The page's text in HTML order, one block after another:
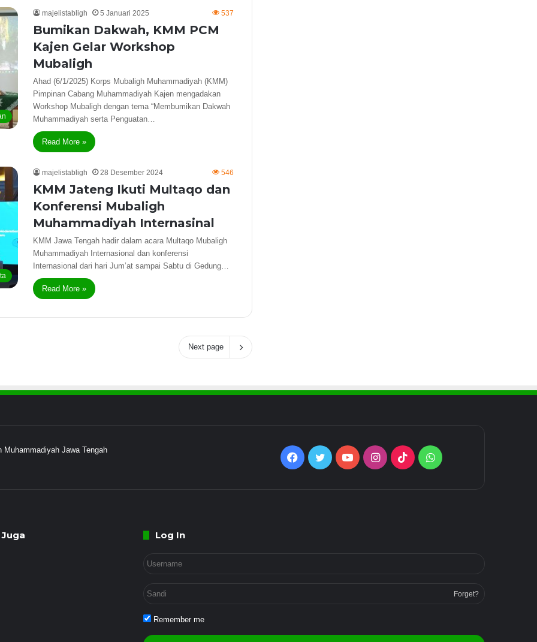
majelistabligh 5 Januari 2025 537
Bumikan Dakwah, KMM PCM
Kajen Gelar Workshop
Mubaligh
Ahad (6/1/2025) Korps Mubaligh Muhammadiyah (KMM)
Pimpinan Cabang Muhammadiyah Kajen mengadakan
Workshop Mubaligh dengan tema “Membumikan Dakwah
Muhammadiyah serta Penguatan…
Read More »
majelistabligh 28 Desember 2024 546
KMM Jateng Ikuti Multaqo dan
Konferensi Mubaligh
Muhammadiyah Internasinal
KMM Jawa Tengah hadir dalam acara Multaqo Mubaligh
Muhammadiyah Internasional dan konferensi
Internasional dari hari Jum’at sampai Sabtu di Gedung…
Read More »
Next page
Jawa Tengah
Facebook
Twitter YouTubeInstagram
TikTokWhatsApp
Log In
Forget?
Remember me